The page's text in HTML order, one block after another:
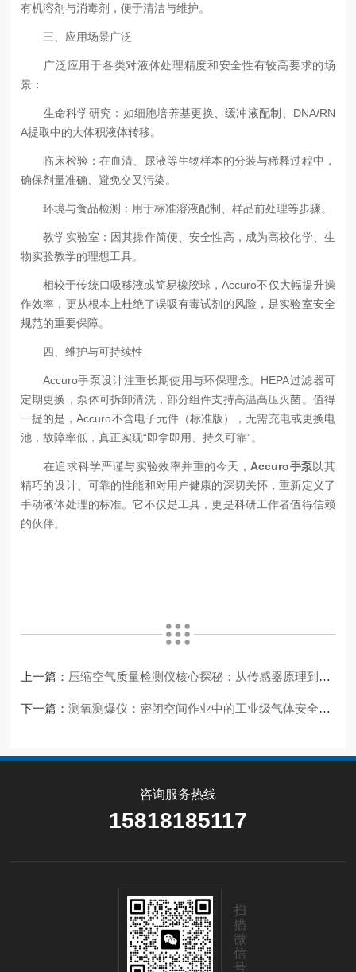
有机溶剂与消毒剂，便于清洁与维护。
三、应用场景广泛
广泛应用于各类对液体处理精度和安全性有较高要求的场
景：
生命科学研究：如细胞培养基更换、缓冲液配制、DNA/RN
A提取中的大体积液体转移。
临床检验：在血清、尿液等生物样本的分装与稀释过程中，
确保剂量准确、避免交叉污染。
环境与食品检测：用于标准溶液配制、样品前处理等步骤。
教学实验室：因其操作简便、安全性高，成为高校化学、生
物实验教学的理想工具。
相较于传统口吸移液或简易橡胶球，Accuro不仅大幅提升操
作效率，更从根本上杜绝了误吸有毒试剂的风险，是实验室安全
规范的重要保障。
四、维护与可持续性
Accuro手泵设计注重长期使用与环保理念。HEPA过滤器可
定期更换，泵体可拆卸清洗，部分组件支持高温高压灭菌。值得
一提的是，Accuro不含电子元件（标准版），无需充电或更换电
池，故障率低，真正实现“即拿即用、持久可靠”。
在追求科学严谨与实验效率并重的今天， Accuro手泵以其
精巧的设计、可靠的性能和对用户健康的深切关怀，重新定义了
手动液体处理的标准。它不仅是工具，更是科研工作者值得信赖
的伙伴。
上一篇： 压缩空气质量检测仪核心探秘：从传感器原理到数据处理流程
下一篇：测氧测爆仪：密闭空间作业中的工业级气体安全监测终端
咨询服务热线
15818185117
扫
描
微
信
号